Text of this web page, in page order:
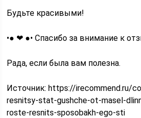
Будьте красивыми!
•● ❤ ●• Спасибо за внимание к
Рада, если была вам полезна.
Источник:https://irecommend.ru/
resnitsy-stat-gushche-ot-masel-
roste-resnits-sposobakh-ego-sti